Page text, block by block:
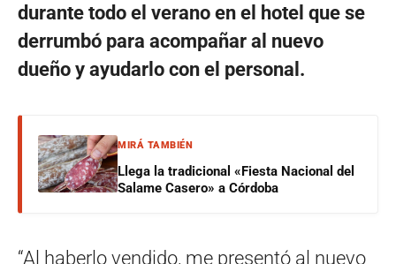
durante todo el verano en el hotel que se
derrumbó para acompañar al nuevo
dueño y ayudarlo con el personal.
MIRÁ TAMBIÉN
Llega la tradicional «Fiesta Nacional del
Salame Casero» a Córdoba
“Al haberlo vendido, me presentó al nuevo